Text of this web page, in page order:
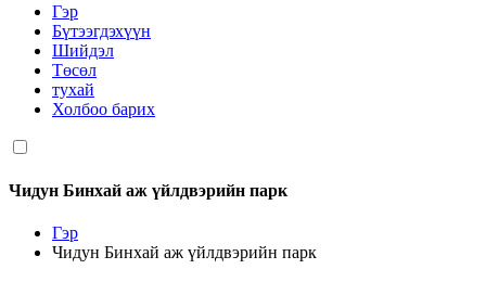
Гэр
Бүтээгдэхүүн
Шийдэл
Төсөл
тухай
Холбоо барих
Чидун Бинхай аж үйлдвэрийн парк
Гэр
Чидун Бинхай аж үйлдвэрийн парк